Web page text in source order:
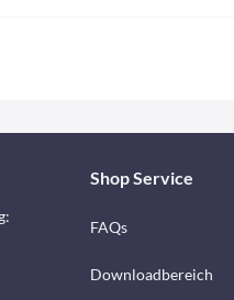
Shop Service
FAQs
Downloadbereich